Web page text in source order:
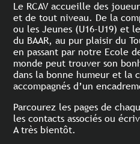
Le RCAV accueille des
et de tout niveau. De la
ou les Jeunes (U16-U19) et
du BAAR, au pur plaisir du
en passant par notre Ecole
monde peut trouver son
dans la bonne humeur et la
accompagnés d’un
Parcourez les pages de
les contacts associés ou
A très bientôt.